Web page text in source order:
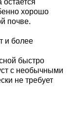
хорошо
почве.
и более
быстро
с необычными
не требует